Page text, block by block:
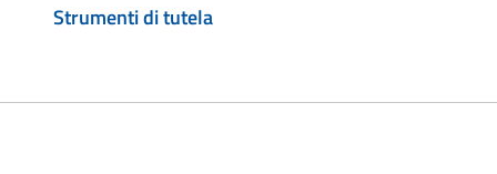
Strumenti di tutela